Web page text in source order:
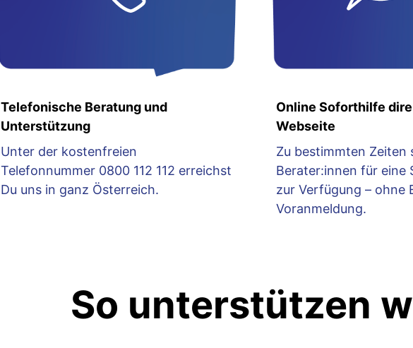
Telefonische Beratung und
Unterstützung
Unter der kostenfreien
Telefonnummer 0800 112 112 erreichst
Du uns in ganz Österreich.
Online Soforthilfe
Webseite
Zu bestimmten Zeiten
Berater:innen für eine
zur Verfügung – ohne
Voranmeldung.
So unterstützen